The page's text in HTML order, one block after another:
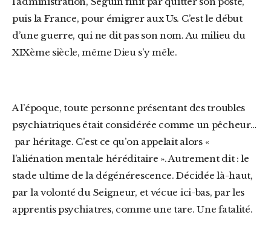
puis la France, pour émigrer aux Us. C’est le début
d’une guerre, qui ne dit pas son nom. Au milieu du
XIXème siècle, même Dieu s’y mêle.
A l’époque, toute personne présentant des troubles
psychiatriques était considérée comme un pêcheur…
par héritage. C’est ce qu’on appelait alors «
l’aliénation mentale héréditaire ». Autrement dit : le
stade ultime de la dégénérescence. Décidée là-haut,
par la volonté du Seigneur, et vécue ici-bas, par les
apprentis psychiatres, comme une tare. Une fatalité.